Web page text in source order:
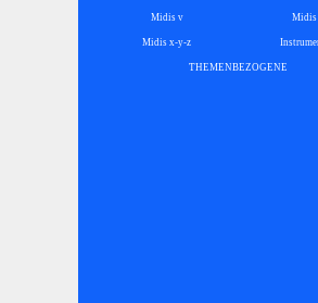
Midis v Midis
Midis x-y-z
THEMENBEZOGENE